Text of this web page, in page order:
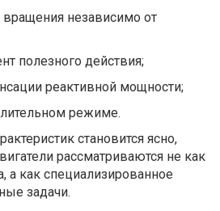
вращения независимо от
полезного действия;
реактивной мощности;
режиме.
становится ясно,
рассматриваются не как
а как специализированное
задачи.